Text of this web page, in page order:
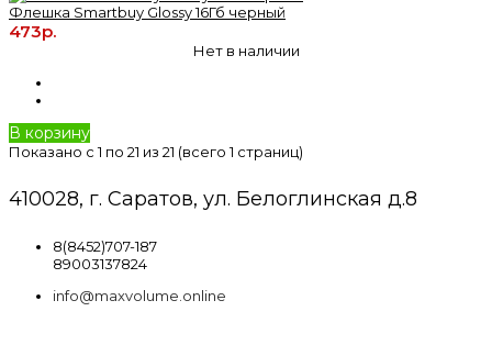
Флешка Smartbuy Glossy 16Гб черный
473р.
Нет в наличии
В корзину
Показано с 1 по 21 из 21 (всего 1 страниц)
410028, г. Саратов, ул. Белоглинская д.8
8(8452)707-187
89003137824
info@maxvolume.online